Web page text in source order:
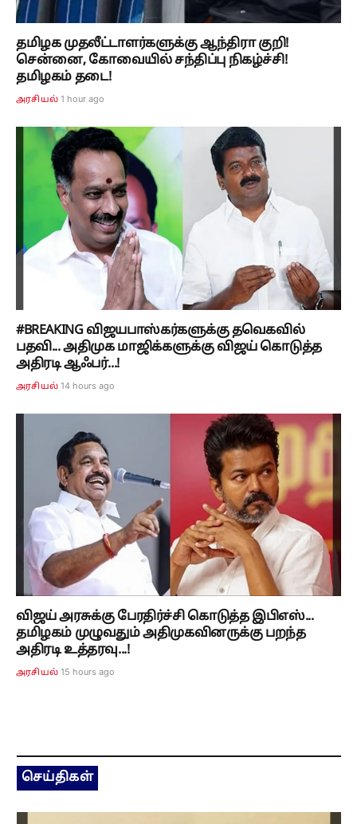
தமிழக முதலீட்டாளர்களுக்கு ஆந்திரா குறி!
சென்னை, கோவையில் சந்திப்பு நிகழ்ச்சி!
தமிழகம் தடை!
அரசியல் 1 hour ago
#BREAKING விஜயபாஸ்கர்களுக்கு தவெகவில்
பதவி... அதிமுக மாஜிக்களுக்கு விஜய் கொடுத்த
அதிரடி ஆஃபர்...!
அரசியல் 14 hours ago
விஜய் அரசுக்கு பேரதிர்ச்சி கொடுத்த இபிஎஸ்...
தமிழகம் முழுவதும் அதிமுகவினருக்கு பறந்த
அதிரடி உத்தரவு...!
அரசியல் 15 hours ago
செய்திகள்